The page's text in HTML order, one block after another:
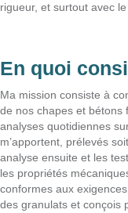
rigueur, et surtout avec
En quoi
Ma mission consiste à
de nos chapes et bétons
analyses quotidiennes
m’apportent, prélevés
analyse ensuite et les
les propriétés
conformes aux
des granulats et conçois